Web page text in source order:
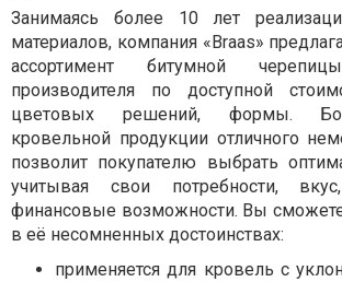
Занимаясь более 10 лет
материалов, компания «Braas»
ассортимент битумной
производителя по доступной
цветовых решений, формы.
кровельной продукции отличного
позволит покупателю выбрать
учитывая свои потребности,
финансовые возможности. Вы
в её несомненных достоинствах:
применяется для кровель с